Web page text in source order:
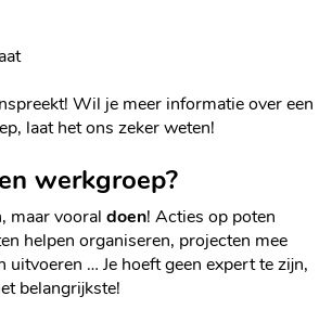
Wil je meer informatie over een
laat het ons zeker weten!
werkgroep?
maar vooral doen! Acties op poten
helpen organiseren, projecten mee
uitvoeren … Je hoeft geen expert te zijn,
belangrijkste!